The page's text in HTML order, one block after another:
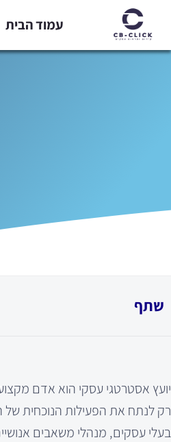
לתוכן
עמוד הבית
שתף
יועץ אסטרטגי עסקי הוא אדם
רק לנתח את הפעילות הנוכחית של
בעלי עסקים, מנהלי משאבים